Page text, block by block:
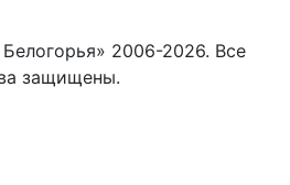
2006-2026. Все
защищены.